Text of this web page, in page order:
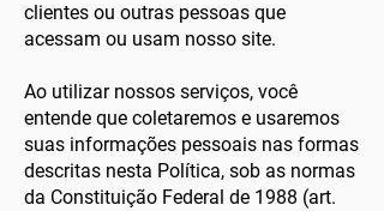
clientes ou outras pessoas que
acessam ou usam nosso site.
Ao utilizar nossos serviços, você
entende que coletaremos e usaremos
suas informações pessoais nas formas
descritas nesta Política, sob as normas
da Constituição Federal de 1988 (art.